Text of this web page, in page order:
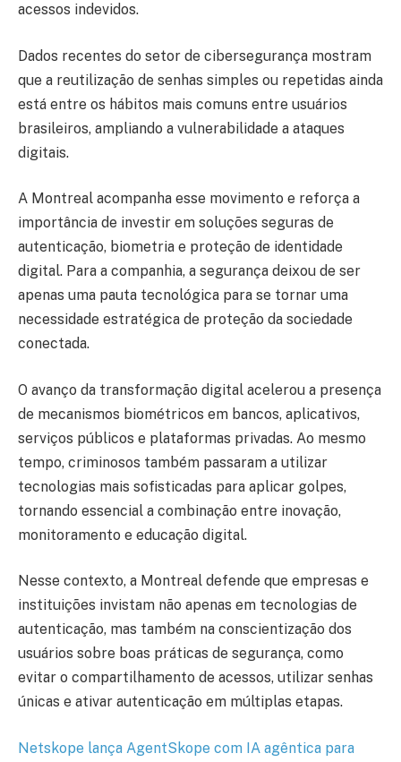
acessos indevidos.
Dados recentes do setor de cibersegurança mostram
que a reutilização de senhas simples ou repetidas ainda
está entre os hábitos mais comuns entre usuários
brasileiros, ampliando a vulnerabilidade a ataques
digitais.
A Montreal acompanha esse movimento e reforça a
importância de investir em soluções seguras de
autenticação, biometria e proteção de identidade
digital. Para a companhia, a segurança deixou de ser
apenas uma pauta tecnológica para se tornar uma
necessidade estratégica de proteção da sociedade
conectada.
O avanço da transformação digital acelerou a presença
de mecanismos biométricos em bancos, aplicativos,
serviços públicos e plataformas privadas. Ao mesmo
tempo, criminosos também passaram a utilizar
tecnologias mais sofisticadas para aplicar golpes,
tornando essencial a combinação entre inovação,
monitoramento e educação digital.
Nesse contexto, a Montreal defende que empresas e
instituições invistam não apenas em tecnologias de
autenticação, mas também na conscientização dos
usuários sobre boas práticas de segurança, como
evitar o compartilhamento de acessos, utilizar senhas
únicas e ativar autenticação em múltiplas etapas.
Netskope lança AgentSkope com IA agêntica para